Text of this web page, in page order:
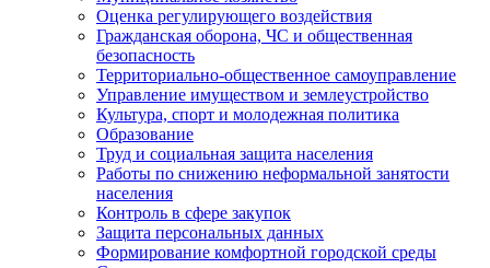
Оценка регулирующего воздействия
Гражданская оборона, ЧС и общественная
безопасность
Территориально-общественное самоуправление
Управление имуществом и землеустройство
Культура, спорт и молодежная политика
Образование
Труд и социальная защита населения
Работы по снижению неформальной занятости
населения
Контроль в сфере закупок
Защита персональных данных
Формирование комфортной городской среды